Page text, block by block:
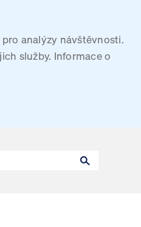
analýzy návštěvnosti.
služby. Informace o